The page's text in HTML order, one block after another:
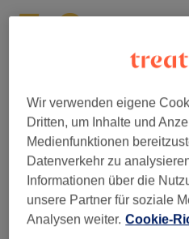
5,0
Sauberkeit
Service
Wir verwenden eigene
Dritten, um Inhalte und
Medienfunktionen
Datenverkehr zu
Informationen über die
unsere Partner für soziale
Analysen weiter. Cookie-